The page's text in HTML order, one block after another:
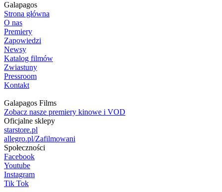
Galapagos
Strona główna
O nas
Premiery
Zapowiedzi
Newsy
Katalog filmów
Zwiastuny
Pressroom
Kontakt
Galapagos Films
Zobacz nasze premiery kinowe i VOD
Oficjalne sklepy
starstore.pl
allegro.pl/Zafilmowani
Społeczności
Facebook
Youtube
Instagram
Tik Tok